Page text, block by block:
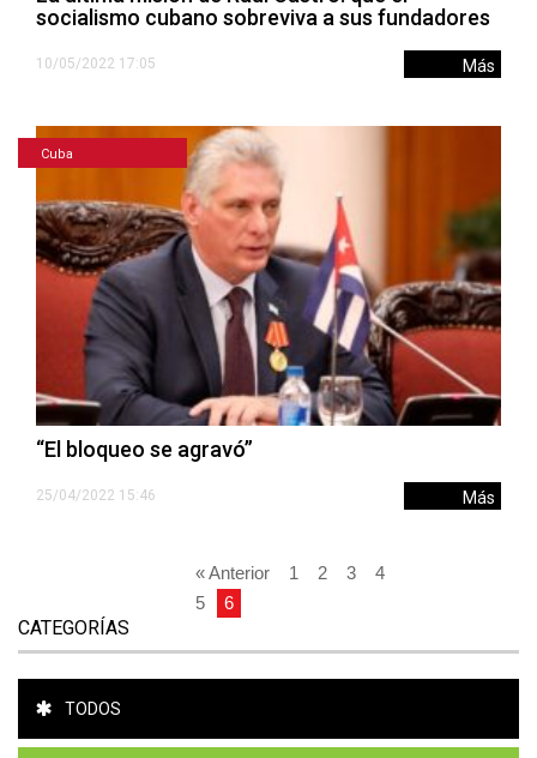
socialismo cubano sobreviva a sus fundadores
10/05/2022 17:05 Más
Cuba
“El bloqueo se agravó”
25/04/2022 15:46 Más
« Anterior 1 2 3
4
5
6
CATEGORÍAS
TODOS